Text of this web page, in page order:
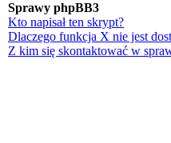
Sprawy phpBB3
Kto napisał ten skrypt?
Dlaczego funkcja X nie jest
Z kim się skontaktować w